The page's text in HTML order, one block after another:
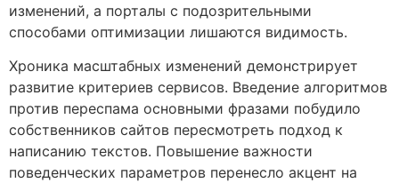
изменений, а порталы с подозрительными
способами оптимизации лишаются видимость.
Хроника масштабных изменений демонстрирует
развитие критериев сервисов. Введение алгоритмов
против переспама основными фразами побудило
собственников сайтов пересмотреть подход к
написанию текстов. Повышение важности
поведенческих параметров перенесло акцент на